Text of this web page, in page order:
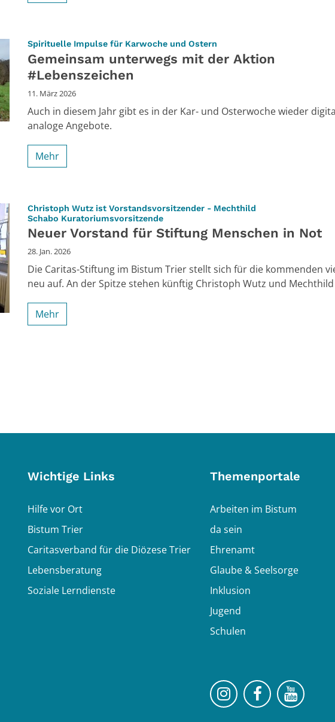
Spirituelle Impulse für Karwoche und Ostern
Gemeinsam unterwegs mit der Aktion
#Lebenszeichen
11. März 2026
Auch in diesem Jahr gibt es in der Kar- und Osterwoche wieder
analoge Angebote.
Mehr
Christoph Wutz ist Vorstandsvorsitzender - Mechthild
Schabo Kuratoriumsvorsitzende
Neuer Vorstand für Stiftung Menschen in Not
28. Jan. 2026
Die Caritas-Stiftung im Bistum Trier stellt sich für die kommenden
neu auf. An der Spitze stehen künftig Christoph Wutz und Mechthild
Mehr
Wichtige Links
Hilfe vor Ort
Bistum Trier
Caritasverband für die Diözese Trier
Lebensberatung
Soziale Lerndienste
Themenportale
Arbeiten im Bistum
da sein
Ehrenamt
Glaube & Seelsorge
Inklusion
Jugend
Schulen
Bistum Trier auf
Bistum